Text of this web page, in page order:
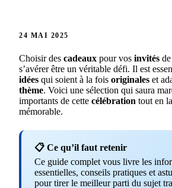
24 MAI 2025
Choisir des cadeaux pour vos invités de
s’avérer être un véritable défi. Il est
idées qui soient à la fois originales et
thème. Voici une sélection qui saura
importants de cette célébration tout en
mémorable.
📋 Ce qu’il faut retenir
Ce guide complet vous livre les
essentielles, conseils pratiques et
pour tirer le meilleur parti du sujet